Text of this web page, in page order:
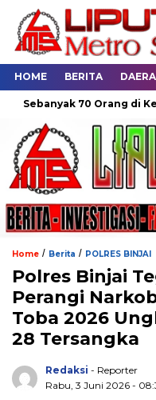
HOME BERITA
70 Orang di
Home / Berita / POLRES BINJAI
Polres Binjai
Perangi
Toba 2026
28 Tersangka
Redaksi - Reporter
Rabu, 3 Juni 2026 -